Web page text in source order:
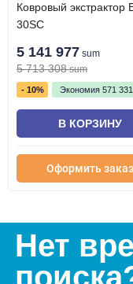
Ковровый экстрактор
30SC
5 141 977 sum
5 713 308 sum
- 10% Экономия 571 331
В КОРЗИНУ
Оформить заказ
Нет